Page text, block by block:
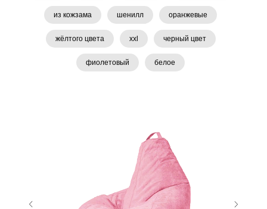
из кожзама шенилл оранжевые
жёлтого цвета xxl черный цвет
фиолетовый белое